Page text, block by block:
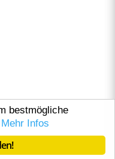
bestmögliche
Mehr Infos